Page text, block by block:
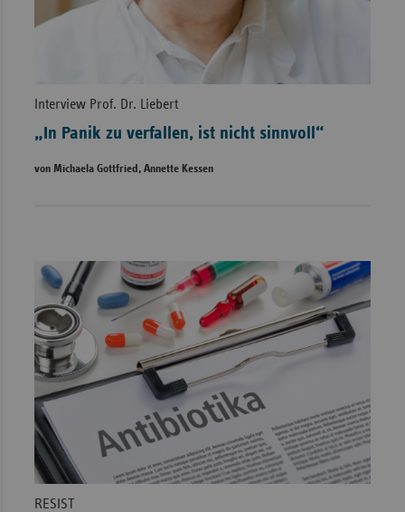
Interview Prof. Dr. Liebert
„In Panik zu verfallen, ist nicht sinnvoll“
von Michaela Gottfried, Annette Kessen
RESIST